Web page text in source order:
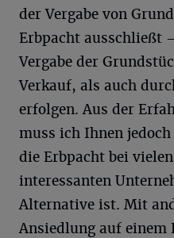
der Vergabe von
Erbpacht ausschließt
Vergabe der
Verkauf, als auch
erfolgen. Aus der
muss ich Ihnen
die Erbpacht bei
interessanten
Alternative ist. Mit
Ansiedlung auf einem